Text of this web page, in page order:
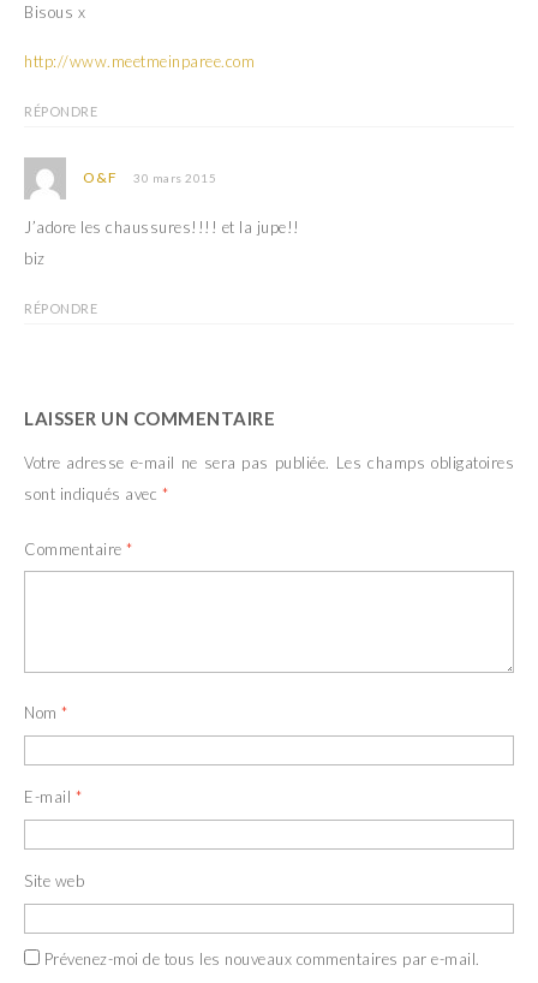
Bisous x
http://www.meetmeinparee.com
RÉPONDRE
O&F 30 mars 2015
J’adore les chaussures!!!! et la jupe!!
biz
RÉPONDRE
LAISSER UN COMMENTAIRE
Votre adresse e-mail ne sera pas publiée. Les champs obligatoires
sont indiqués avec *
Commentaire *
Nom *
E-mail *
Site web
Prévenez-moi de tous les nouveaux commentaires par e-mail.